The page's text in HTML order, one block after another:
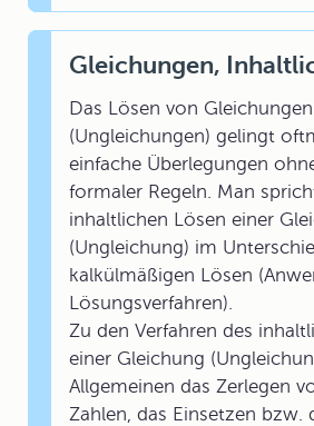
Gleichungen,
Das Lösen von Gleichungen
(Ungleichungen) gelingt
einfache Überlegungen
formaler Regeln. Man
inhaltlichen Lösen einer
(Ungleichung) im
kalkülmäßigen Lösen
Lösungsverfahren).
Zu den Verfahren des
einer Gleichung
Allgemeinen das Zerlegen
Zahlen, das Einsetzen bzw.